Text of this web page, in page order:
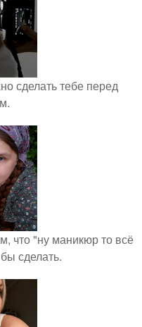
сделать тебе перед
что "ну маникюр то всё
сделать.